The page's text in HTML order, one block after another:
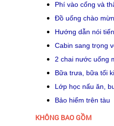
Phí vào cổng và
Đồ uống chào
Hướng dẫn nói
Cabin sang trọng
2 chai nước uống
Bữa trưa, bữa tối
Lớp học nấu ăn,
Bảo hiểm trên tàu
KHÔNG BAO GỒM